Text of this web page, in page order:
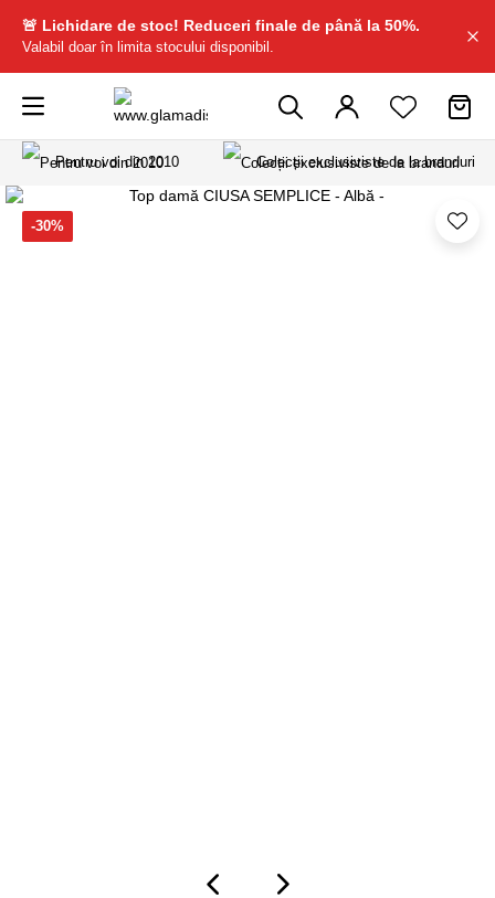
🚨 Lichidare de stoc! Reduceri finale de până la 50%.
Valabil doar în limita stocului disponibil.
Pentru voi din 2010 Colecții exclusiviste de la branduri
-30%